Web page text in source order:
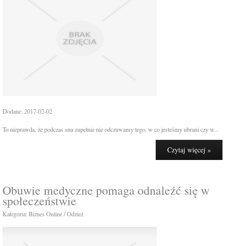
Dodane: 2017-02-02
To nieprawda, że podczas snu zupełnie nie odczuwamy tego, w co jesteśmy ubrani czy w...
Czytaj więcej »
Obuwie medyczne pomaga odnaleźć się w
społeczeństwie
Kategoria: Biznes Online / Odzież